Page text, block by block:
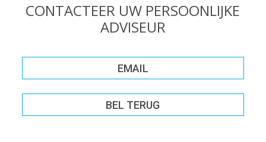
CONTACTEER UW PERSOONLIJKE
ADVISEUR
EMAIL
BEL TERUG